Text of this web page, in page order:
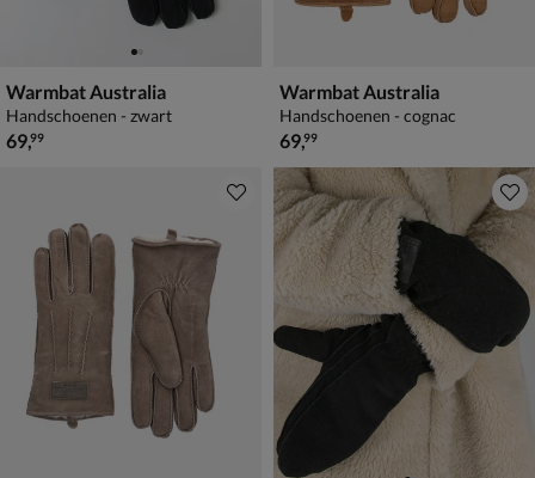
Warmbat Australia
Handschoenen - zwart
€ 69,99
69,99
Warmbat Australia
Handschoenen - cognac
€ 69,99
69,99